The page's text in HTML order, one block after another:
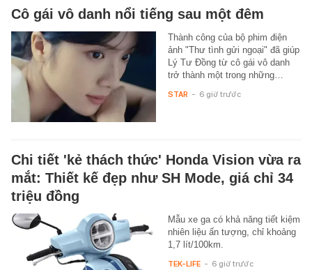
Cô gái vô danh nổi tiếng sau một đêm
Thành công của bộ phim điện
ảnh "Thư tình gửi ngoại" đã giúp
Lý Tư Đồng từ cô gái vô danh
trở thành một trong những…
STAR - 6 giờ trước
Chi tiết 'kẻ thách thức' Honda Vision vừa ra
mắt: Thiết kế đẹp như SH Mode, giá chỉ 34
triệu đồng
Mẫu xe ga có khả năng tiết kiệm
nhiên liệu ấn tượng, chỉ khoảng
1,7 lít/100km.
TEK-LIFE - 6 giờ trước